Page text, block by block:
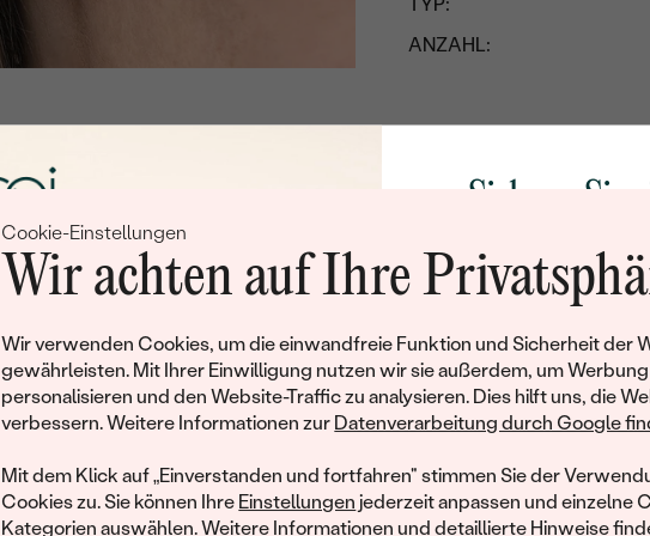
Cookie-Einstellungen
Wir achten auf Ihre
Wir verwenden Cookies, um die einwandfreie Funktion und Sicherheit der
gewährleisten. Mit Ihrer Einwilligung nutzen wir sie außerdem, um Werbung
personalisieren und den Website-Traffic zu analysieren. Dies hilft uns, die
verbessern. Weitere Informationen zur Datenverarbeitung durch Google
Mit dem Klick auf „Einverstanden und fortfahren" stimmen Sie der
Cookies zu. Sie können Ihre Einstellungen jederzeit anpassen und einzelne
Kategorien auswählen. Weitere Informationen und detaillierte Hinweise
TYP:
ANZAHL:
REINHEIT:
HERKUNFT:
METALL:
HERKUNFT DES METALLS:
ARTEN DER
GESAMTGEWICHT IN
METALLOBERFLÄCHE:
Leider hat dieses Schmuckstück bereits seinen Besitzer
informiert werden möchten, hinterlassen Sie uns bitte Ihre E-
Sichern Sie
Rabatt auf
Werden Sie Teil
und entdecken Sie die
gefertigten Schmucks
Ihren ersten